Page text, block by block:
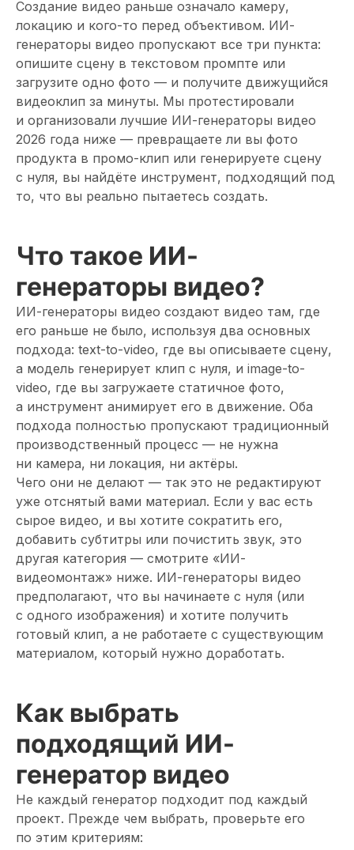
Создание видео раньше означало камеру,
локацию и кого-то перед объективом. ИИ-
генераторы видео пропускают все три пункта:
опишите сцену в текстовом промпте или
загрузите одно фото — и получите движущийся
видеоклип за минуты. Мы протестировали
и организовали лучшие ИИ-генераторы видео
2026 года ниже — превращаете ли вы фото
продукта в промо-клип или генерируете сцену
с нуля, вы найдёте инструмент, подходящий под
то, что вы реально пытаетесь создать.
Что такое ИИ-
генераторы видео?
ИИ-генераторы видео создают видео там, где
его раньше не было, используя два основных
подхода: text-to-video, где вы описываете сцену,
а модель генерирует клип с нуля, и image-to-
video, где вы загружаете статичное фото,
а инструмент анимирует его в движение. Оба
подхода полностью пропускают традиционный
производственный процесс — не нужна
ни камера, ни локация, ни актёры.
Чего они не делают — так это не редактируют
уже отснятый вами материал. Если у вас есть
сырое видео, и вы хотите сократить его,
добавить субтитры или почистить звук, это
другая категория — смотрите «ИИ-
видеомонтаж» ниже. ИИ-генераторы видео
предполагают, что вы начинаете с нуля (или
с одного изображения) и хотите получить
готовый клип, а не работаете с существующим
материалом, который нужно доработать.
Как выбрать
подходящий ИИ-
генератор видео
Не каждый генератор подходит под каждый
проект. Прежде чем выбрать, проверьте его
по этим критериям: